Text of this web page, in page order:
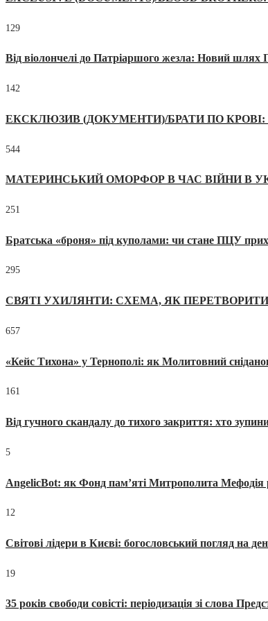
129
Від віолончелі до Патріаршого жезла: Новий
142
ЕКСКЛЮЗИВ (ДОКУМЕНТИ)/БРАТИ ПО
544
МАТЕРИНСЬКИЙ ОМОРФОР В ЧАС ВІЙНИ В
251
Братська «броня» під куполами: чи стане ПЦУ
295
СВЯТІ УХИЛЯНТИ: СХЕМА, ЯК
657
«Кейс Тихона» у Тернополі: як Молитовний
161
Від гучного скандалу до тихого закриття: хто
5
AngelicBot: як Фонд пам’яті Митрополита Мефодія
12
Світові лідери в Києві: богословський погляд на
19
35 років свободи совісті: періодизація зі слова